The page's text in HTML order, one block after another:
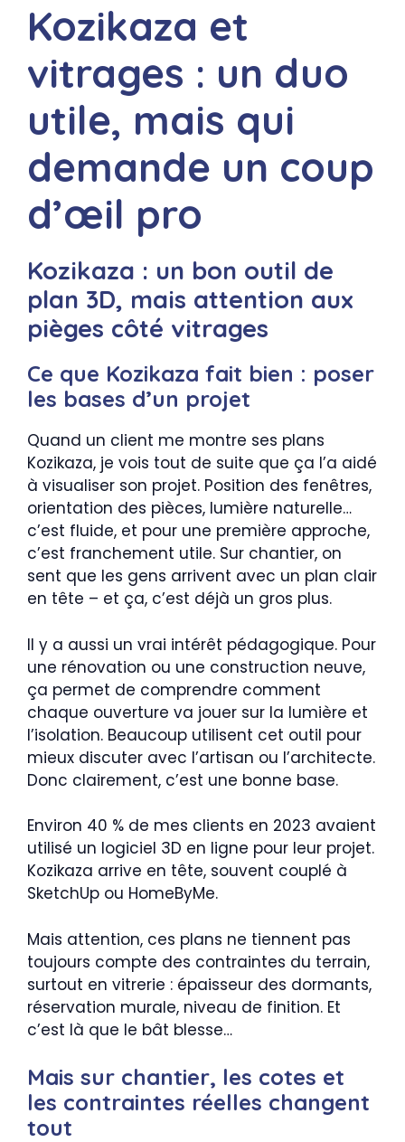
Kozikaza et
vitrages : un duo
utile, mais qui
demande un coup
d’œil pro
Kozikaza : un bon outil de
plan 3D, mais attention aux
pièges côté vitrages
Ce que Kozikaza fait bien : poser
les bases d’un projet
Quand un client me montre ses plans
Kozikaza, je vois tout de suite que ça l’a aidé
à visualiser son projet. Position des fenêtres,
orientation des pièces, lumière naturelle…
c’est fluide, et pour une première approche,
c’est franchement utile. Sur chantier, on
sent que les gens arrivent avec un plan clair
en tête – et ça, c’est déjà un gros plus.
Il y a aussi un vrai intérêt pédagogique. Pour
une rénovation ou une construction neuve,
ça permet de comprendre comment
chaque ouverture va jouer sur la lumière et
l’isolation. Beaucoup utilisent cet outil pour
mieux discuter avec l’artisan ou l’architecte.
Donc clairement, c’est une bonne base.
Environ 40 % de mes clients en 2023 avaient
utilisé un logiciel 3D en ligne pour leur projet.
Kozikaza arrive en tête, souvent couplé à
SketchUp ou HomeByMe.
Mais attention, ces plans ne tiennent pas
toujours compte des contraintes du terrain,
surtout en vitrerie : épaisseur des dormants,
réservation murale, niveau de finition. Et
c’est là que le bât blesse…
Mais sur chantier, les cotes et
les contraintes réelles changent
tout